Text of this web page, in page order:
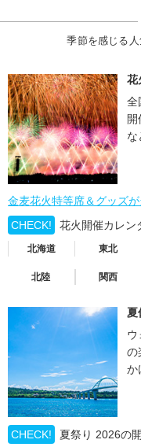
季節を感じる
花
全
な
金麦花火特等席＆グッズ
CHECK!
花火開催カレン
北海道 東北
北陸 関西
夏
ウ
の
か
CHECK! 夏祭り 2026の